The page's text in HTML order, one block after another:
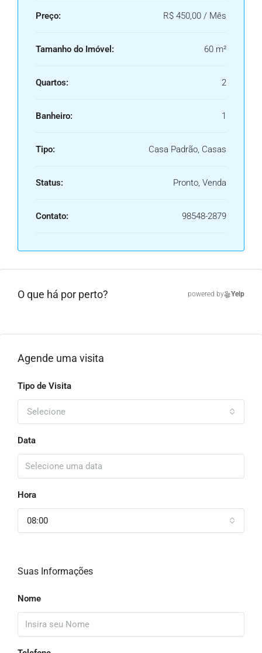
Preço: R$ 450,00 / Mês
Tamanho do Imóvel: 60 m²
Quartos: 2
Banheiro: 1
Tipo: Casa Padrão, Casas
Status: Pronto, Venda
Contato: 98548-2879
O que há por perto? powered by Yelp
Agende uma visita
Tipo de Visita
Selecione
Data
Hora
08:00
Suas Informações
Nome